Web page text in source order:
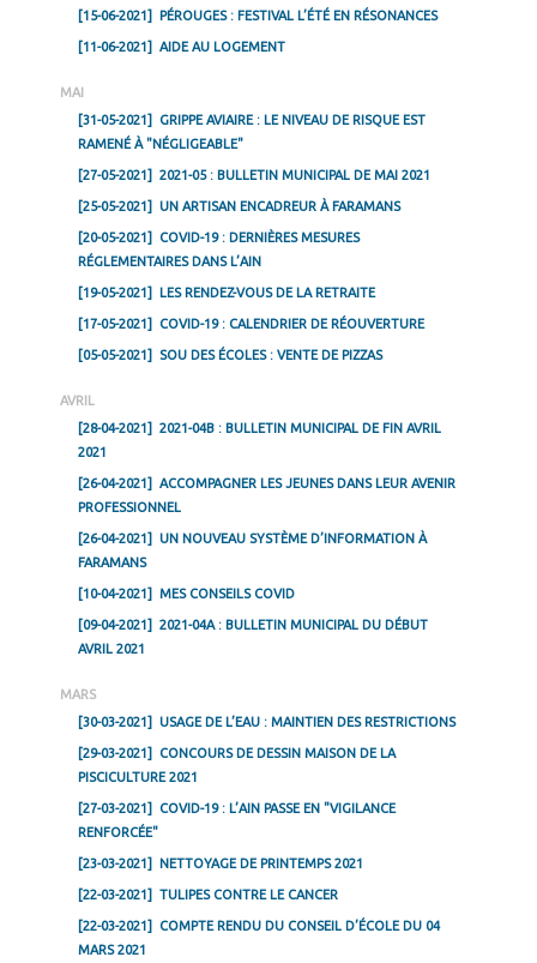
[15-06-2021] PÉROUGES : FESTIVAL L’ÉTÉ EN RÉSONANCES
[11-06-2021] AIDE AU LOGEMENT
MAI
[31-05-2021]
GRIPPE AVIAIRE : LE NIVEAU DE RISQUE EST
RAMENÉ À "NÉGLIGEABLE"
[27-05-2021] 2021-05 : BULLETIN MUNICIPAL DE MAI 2021
[25-05-2021] UN ARTISAN ENCADREUR À FARAMANS
[20-05-2021]
COVID-19 : DERNIÈRES MESURES
RÉGLEMENTAIRES DANS L’AIN
[19-05-2021] LES RENDEZ-VOUS DE LA RETRAITE
[17-05-2021] COVID-19 : CALENDRIER DE RÉOUVERTURE
[05-05-2021] SOU DES ÉCOLES : VENTE DE PIZZAS
AVRIL
[28-04-2021]
2021-04B : BULLETIN MUNICIPAL DE FIN AVRIL
2021
[26-04-2021]
ACCOMPAGNER LES JEUNES DANS LEUR AVENIR
PROFESSIONNEL
[26-04-2021]
UN NOUVEAU SYSTÈME D’INFORMATION À
FARAMANS
[10-04-2021] MES CONSEILS COVID
[09-04-2021]
2021-04A : BULLETIN MUNICIPAL DU DÉBUT
AVRIL 2021
MARS
[30-03-2021]
USAGE DE L’EAU : MAINTIEN DES RESTRICTIONS
[29-03-2021]
CONCOURS DE DESSIN MAISON DE LA
PISCICULTURE 2021
[27-03-2021]
COVID-19 : L’AIN PASSE EN "VIGILANCE
RENFORCÉE"
[23-03-2021] NETTOYAGE DE PRINTEMPS 2021
[22-03-2021] TULIPES CONTRE LE CANCER
[22-03-2021]
COMPTE RENDU DU CONSEIL D’ÉCOLE DU 04
MARS 2021